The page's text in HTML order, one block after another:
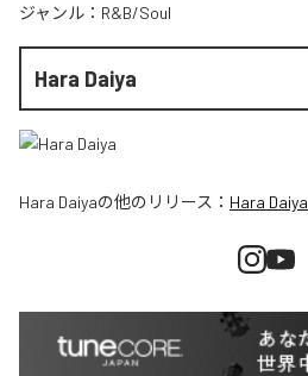
ジャンル： R&B/Soul
Hara Daiya
Hara Daiyaの他のリリース： Hara Daiya